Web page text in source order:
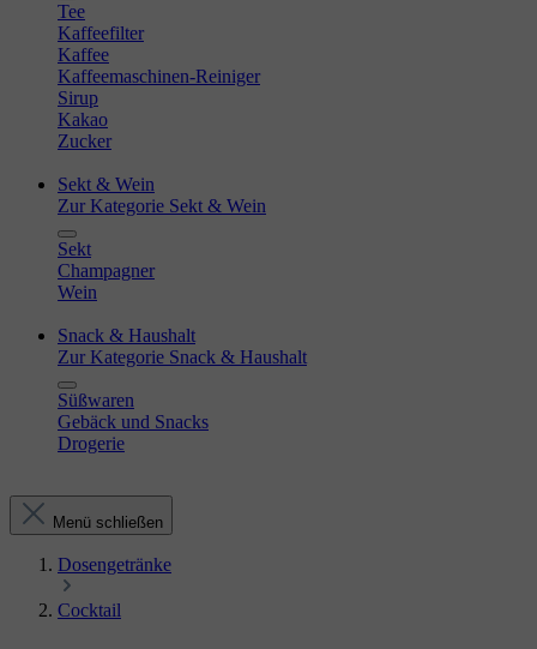
Tee
Kaffeefilter
Kaffee
Kaffeemaschinen-Reiniger
Sirup
Kakao
Zucker
Sekt & Wein
Zur Kategorie Sekt & Wein
Sekt
Champagner
Wein
Snack & Haushalt
Zur Kategorie Snack & Haushalt
Süßwaren
Gebäck und Snacks
Drogerie
Menü schließen
Dosengetränke
Cocktail